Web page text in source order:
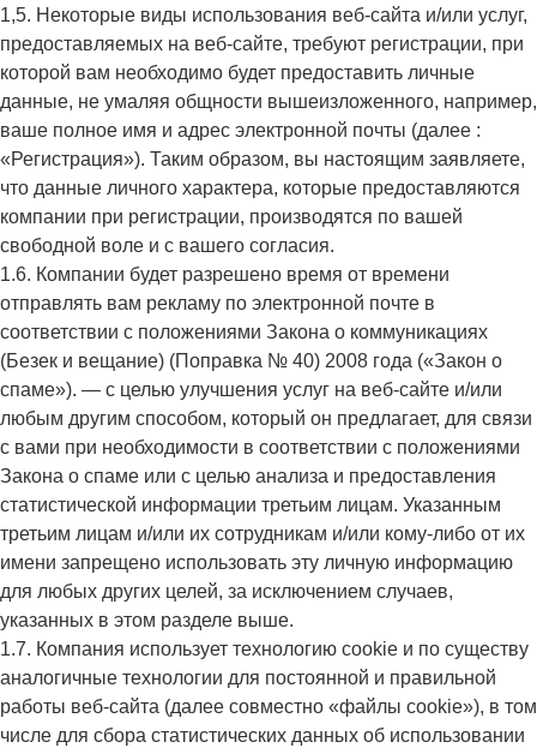
1,5. Некоторые виды использования веб-сайта и/или услуг,
предоставляемых на веб-сайте, требуют регистрации, при
которой вам необходимо будет предоставить личные
данные, не умаляя общности вышеизложенного, например,
ваше полное имя и адрес электронной почты (далее :
«Регистрация»). Таким образом, вы настоящим заявляете,
что данные личного характера, которые предоставляются
компании при регистрации, производятся по вашей
свободной воле и с вашего согласия.
1.6. Компании будет разрешено время от времени
отправлять вам рекламу по электронной почте в
соответствии с положениями Закона о коммуникациях
(Безек и вещание) (Поправка № 40) 2008 года («Закон о
спаме»). — с целью улучшения услуг на веб-сайте и/или
любым другим способом, который он предлагает, для связи
с вами при необходимости в соответствии с положениями
Закона о спаме или с целью анализа и предоставления
статистической информации третьим лицам. Указанным
третьим лицам и/или их сотрудникам и/или кому-либо от их
имени запрещено использовать эту личную информацию
для любых других целей, за исключением случаев,
указанных в этом разделе выше.
1.7. Компания использует технологию cookie и по существу
аналогичные технологии для постоянной и правильной
работы веб-сайта (далее совместно «файлы cookie»), в том
числе для сбора статистических данных об использовании